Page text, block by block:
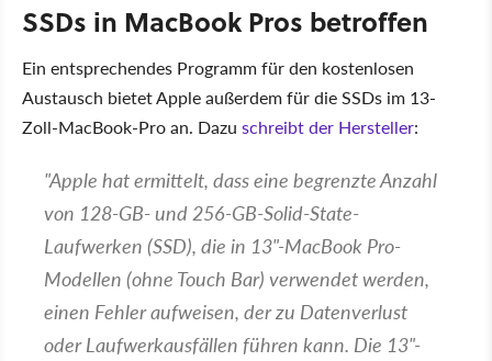
SSDs in MacBook Pros betroffen
Ein entsprechendes Programm für den kostenlosen
Austausch bietet Apple außerdem für die SSDs im 13-
Zoll-MacBook-Pro an. Dazu schreibt der Hersteller:
"Apple hat ermittelt, dass eine begrenzte Anzahl
von 128-GB- und 256-GB-Solid-State-
Laufwerken (SSD), die in 13"-MacBook Pro-
Modellen (ohne Touch Bar) verwendet werden,
einen Fehler aufweisen, der zu Datenverlust
oder Laufwerkausfällen führen kann. Die 13"-